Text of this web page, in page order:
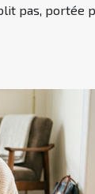
pas, portée